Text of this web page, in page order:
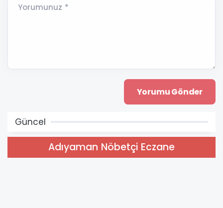
Yorumunuz *
Güncel
Adıyaman Nöbetçi Eczane